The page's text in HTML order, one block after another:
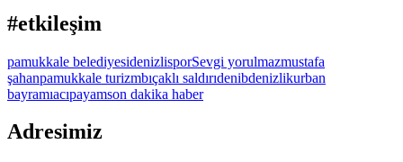
#etkileşim
pamukkale belediyesidenizlisporSevgi yorulmazmustafa
şahanpamukkale turizmbıçaklı saldırıdenibdenizlikurban
bayramıacıpayamson dakika haber
Adresimiz